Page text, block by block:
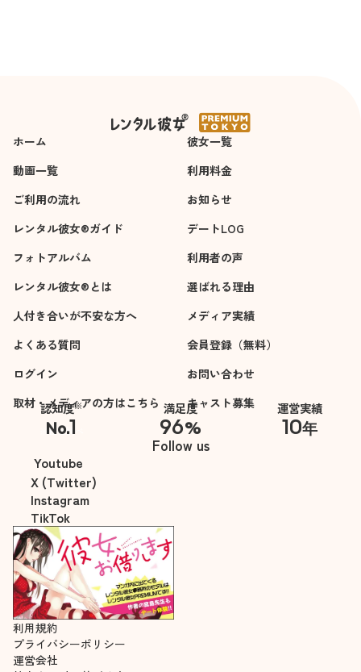
ホーム
彼女一覧
動画一覧
利用料金
ご利用の流れ
お知らせ
レンタル彼女®ガイド
デートLOG
フォトアルバム
利用者の声
レンタル彼女®とは
選ばれる理由
人付き合いが不安な方へ
メディア実績
よくある質問
会員登録（無料）
ログイン
お問い合わせ
取材・メディアの方はこちら
キャスト募集
認知度※
No.1
※自社調べ
満足度
96%
運営実績
10年
Follow us
Youtube
X (Twitter)
Instagram
TikTok
利用規約
プライバシーポリシー
運営会社